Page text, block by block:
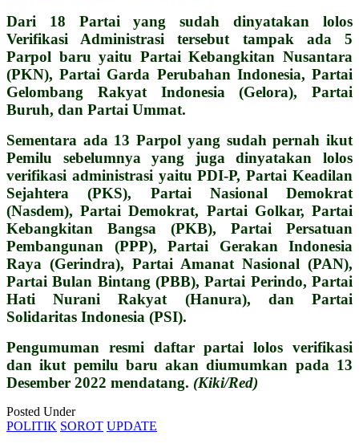
Dari 18 Partai yang sudah dinyatakan lolos
Verifikasi Administrasi tersebut tampak ada 5
Parpol baru yaitu Partai Kebangkitan Nusantara
(PKN), Partai Garda Perubahan Indonesia, Partai
Gelombang Rakyat Indonesia (Gelora), Partai
Buruh, dan Partai Ummat.
Sementara ada 13 Parpol yang sudah pernah ikut
Pemilu sebelumnya yang juga dinyatakan lolos
verifikasi administrasi yaitu PDI-P, Partai Keadilan
Sejahtera (PKS), Partai Nasional Demokrat
(Nasdem), Partai Demokrat, Partai Golkar, Partai
Kebangkitan Bangsa (PKB), Partai Persatuan
Pembangunan (PPP), Partai Gerakan Indonesia
Raya (Gerindra), Partai Amanat Nasional (PAN),
Partai Bulan Bintang (PBB), Partai Perindo, Partai
Hati Nurani Rakyat (Hanura), dan Partai
Solidaritas Indonesia (PSI).
Pengumuman resmi daftar partai lolos verifikasi
dan ikut pemilu baru akan diumumkan pada 13
Desember 2022 mendatang. (Kiki/Red)
Posted Under
POLITIK SOROT UPDATE